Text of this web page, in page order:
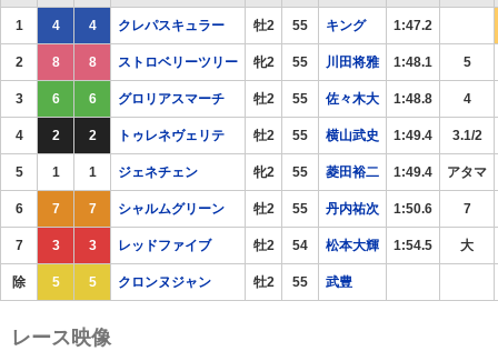
1 4 4 クレパスキュラー 牡2 55 キング 1:47.2
2 8 8 ストロベリーツリー 牝2 55 川田将雅 1:48.1 5
3 6 6 グロリアスマーチ 牡2 55 佐々木大 1:48.8 4
4 2 2 トゥレネヴェリテ 牡2 55 横山武史 1:49.4 3.1/2
5 1 1 ジェネチェン 牝2 55 菱田裕二 1:49.4 アタマ
6 7 7 シャルムグリーン 牡2 55 丹内祐次 1:50.6 7
7 3 3 レッドファイブ 牡2 54 松本大輝 1:54.5 大
除 5 5 クロンヌジャン 牡2 55 武豊
レース映像